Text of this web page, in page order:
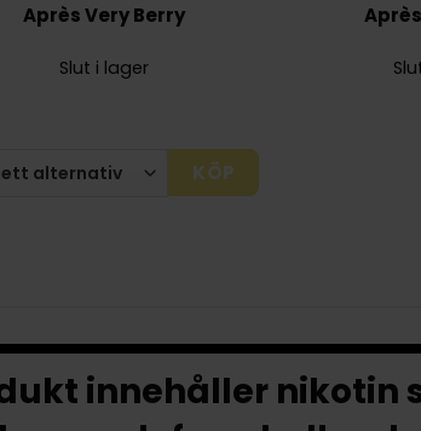
Après Very Berry
Slut i lager
KÖP
innehåller nikotin